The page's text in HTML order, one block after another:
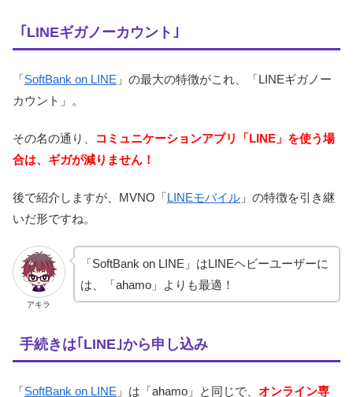
｢LINEギガノーカウント｣
「SoftBank on LINE 」の最大の特徴がこれ、「LINEギガノー
カウント」。
その名の通り、
コミュニケーションアプリ「LINE」を使う場
合は、ギガが減りません！
後で紹介しますが、MVNO「LINEモバイル 」の特徴を引き継
いだ形ですね。
アキラ
「SoftBank on LINE」はLINEヘビーユーザーに
は、「ahamo」よりも最適！
手続きは｢LINE｣から申し込み
「SoftBank on LINE 」は「ahamo」と同じで、 オンライン専